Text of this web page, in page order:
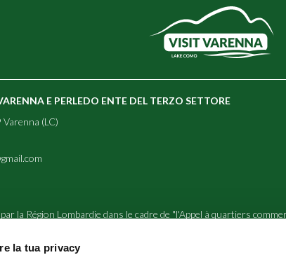
la tua privacy
E PERLEDO ENTE DEL TERZO SETTORE
(LC)
la Région Lombardie dans le cadre de "l'Appel à quartiers